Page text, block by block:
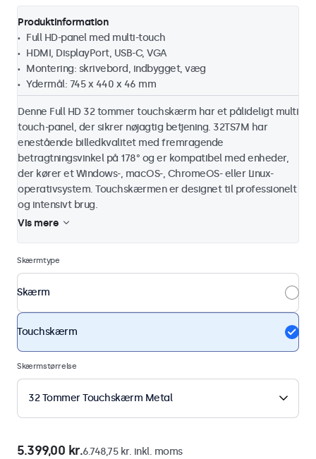
Produktinformation
Full HD-panel med multi-touch
HDMI, DisplayPort, USB-C, VGA
Montering: skrivebord, indbygget, væg
Ydermål: 745 x 440 x 46 mm
Denne Full HD 32 tommer touchskærm har et pålideligt multi
touch-panel, der sikrer nøjagtig betjening. 32TS7M har
enestående billedkvalitet med fremragende
betragtningsvinkel på 178° og er kompatibel med enheder,
der kører et Windows-, macOS-, ChromeOS- eller Linux-
operativsystem. Touchskærmen er designet til professionelt
og intensivt brug.
Vis mere
Skærmtype
Skærm
Touchskærm
Skærmstørrelse
32 Tommer Touchskærm Metal
5.399,00 kr.6.748,75 kr. inkl. moms